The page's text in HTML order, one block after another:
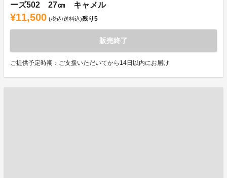
ーズ502 27㎝ キャメル
¥11,500 (税込/送料込)残り5
販売終了
ご提供予定時期：ご支援いただいてから14日以内にお届け